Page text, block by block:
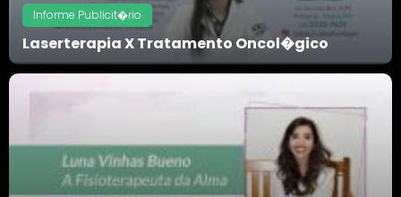
Informe Publicit�rio
Laserterapia X Tratamento Oncol�gico